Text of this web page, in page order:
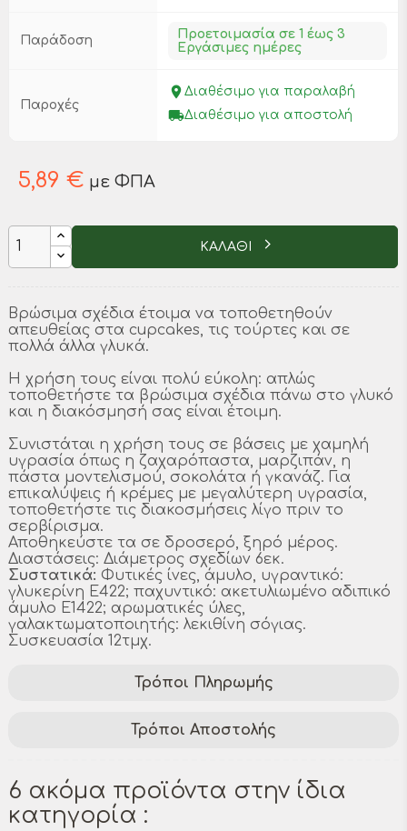
Παράδοση
Προετοιμασία σε 1 έως 3
Εργάσιμες ημέρες
Παροχές
place Διαθέσιμο για παραλαβή
local_shippingΔιαθέσιμο για αποστολή
5,89 € με ΦΠΑ
ΚΑΛΑΘΙ
Βρώσιμα σχέδια έτοιμα να τοποθετηθούν
απευθείας στα cupcakes, τις τούρτες και σε
πολλά άλλα γλυκά.
Η χρήση τους είναι πολύ εύκολη: απλώς
τοποθετήστε τα βρώσιμα σχέδια πάνω στο γλυκό
και η διακόσμησή σας είναι έτοιμη.
Συνιστάται η χρήση τους σε βάσεις με χαμηλή
υγρασία όπως η ζαχαρόπαστα, μαρζιπάν, η
πάστα μοντελισμού, σοκολάτα ή γκανάζ. Για
επικαλύψεις ή κρέμες με μεγαλύτερη υγρασία,
τοποθετήστε τις διακοσμήσεις λίγο πριν το
σερβίρισμα.
Αποθηκεύστε τα σε δροσερό, ξηρό μέρος.
Διαστάσεις: Διάμετρος σχεδίων 6εκ.
Συστατικά: Φυτικές ίνες, άμυλο, υγραντικό:
γλυκερίνη E422; παχυντικό: ακετυλιωμένο αδιπικό
άμυλο E1422; αρωματικές ύλες,
γαλακτωματοποιητής: λεκιθίνη σόγιας.
Συσκευασία 12τμχ.
Τρόποι Πληρωμής
Τρόποι Αποστολής
6 ακόμα προϊόντα στην ίδια
κατηγορία :